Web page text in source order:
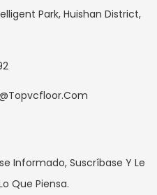
Park, Huishan District,
Informado, Suscríbase Y Le
Que Piensa.